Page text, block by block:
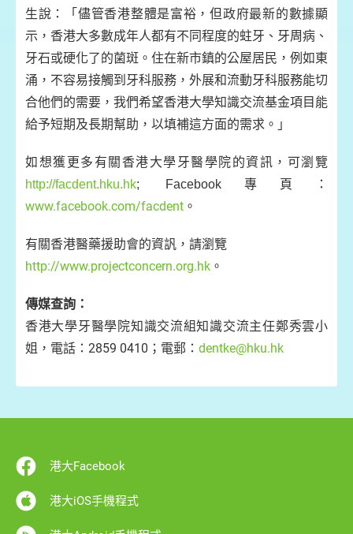
生說：「儘管香港整體是富裕，但政府最新的數據顯
示，香港大多數成年人都有不同程度的蛀牙、牙周病、
牙石或硬化了的菌斑。住在新市鎮的公屋居民，例如東
涌，不容易接觸到牙科服務，外展和流動牙科服務能切
合他們的需要，我們希望香港大學知識交流基金項目能
給予短期及長期幫助，以填補這方面的需求。」
如想獲更多有關香港大學牙醫學院的資訊，可瀏覽
http://facdent.hku.hk; Facebook專頁：
www.facebook.com/facdent 。
有關香港醫藥援助會的資訉，請瀏覽
http://www.projectconcern.org.hk 。
傳媒查詢：
香港大學牙醫學院知識交流組知識交流主任鄭秀雲小
姐，電話：2859 0410；電郵： dentke@hku.hk
港大Facebook
港大iOS手機程式